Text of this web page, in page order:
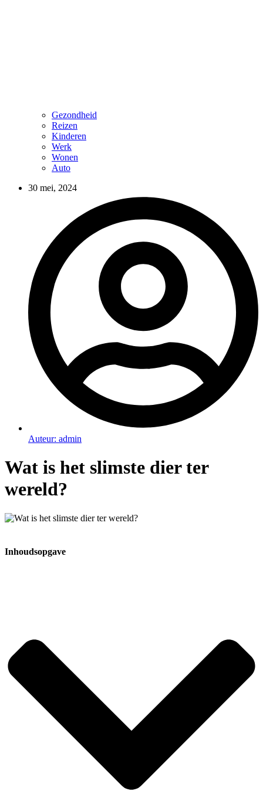
Gezondheid
Reizen
Kinderen
Werk
Wonen
Auto
30 mei, 2024
Auteur: admin
Wat is het slimste dier ter
wereld?
Inhoudsopgave